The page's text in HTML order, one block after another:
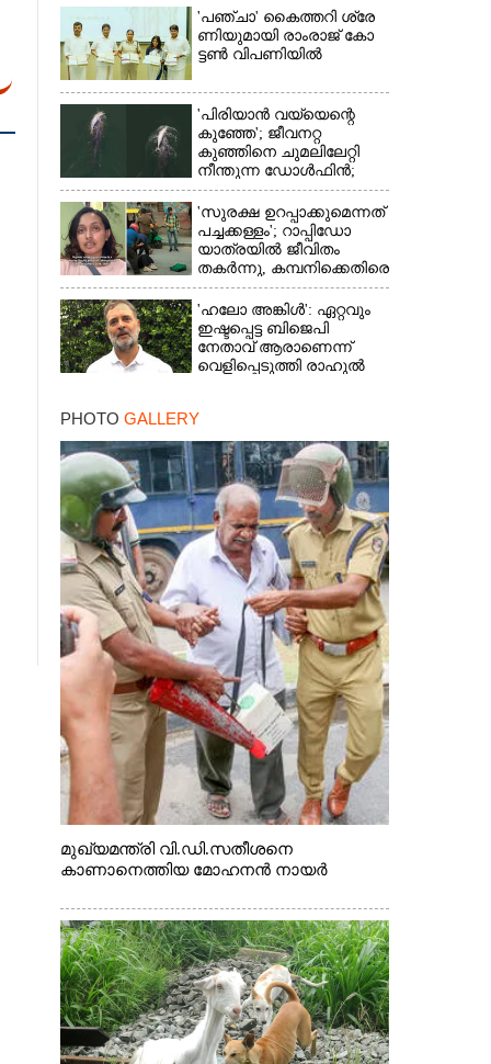
ദേവേന്ദ്ര ഫഡ്നാവിസ്
'​പ​ഞ്ചാ​'​ ​കൈ​ത്ത​റി​ ​ശ്രേ​
ണി​യു​മാ​യി​ ​രാം​രാ​ജ് ​കോ​
ട്ടൺ വിപണിയിൽ
'പിരിയാൻ വയ്യെന്റെ
കുഞ്ഞേ'; ജീവനറ്റ
കുഞ്ഞിനെ ചുമലിലേറ്റി
നീന്തുന്ന ഡോൾഫിൻ;
കടലിലെ വൈകാരിക
നിമിഷങ്ങൾ
'സുരക്ഷ ഉറപ്പാക്കുമെന്നത്
പച്ചക്കള്ളം'; റാപ്പിഡോ
യാത്രയിൽ ജീവിതം
തകർന്നു, കമ്പനിക്കെതിരെ
പരാതിയുമായി യുവതി
'ഹലോ അങ്കിൾ': ഏറ്റവും
ഇഷ്ടപ്പെട്ട ബിജെപി
നേതാവ് ആരാണെന്ന്
വെളിപ്പെടുത്തി രാഹുൽ
PHOTO GALLERY
മുഖ്യമന്ത്രി വി.ഡി.സതീശനെ
കാണാനെത്തിയ മോഹനൻ നായർ